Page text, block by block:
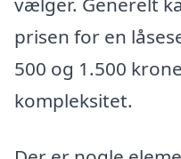
prisen for en
500 og 1.500
kompleksitet.